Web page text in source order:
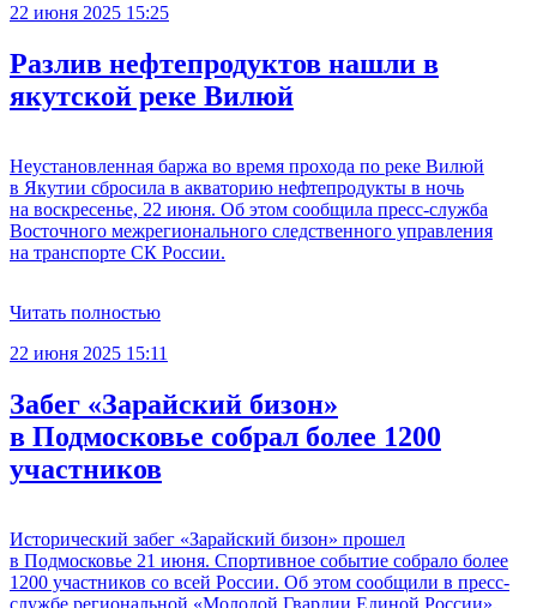
22 июня 2025 15:25
Разлив нефтепродуктов нашли в
якутской реке Вилюй
Неустановленная баржа во время прохода по реке Вилюй
в Якутии сбросила в акваторию нефтепродукты в ночь
на воскресенье, 22 июня. Об этом сообщила пресс-служба
Восточного межрегионального следственного управления
на транспорте СК России.
Читать полностью
22 июня 2025 15:11
Забег «Зарайский бизон»
в Подмосковье собрал более 1200
участников
Исторический забег «Зарайский бизон» прошел
в Подмосковье 21 июня. Спортивное событие собрало более
1200 участников со всей России. Об этом сообщили в пресс-
службе региональной «Молодой Гвардии Единой России».